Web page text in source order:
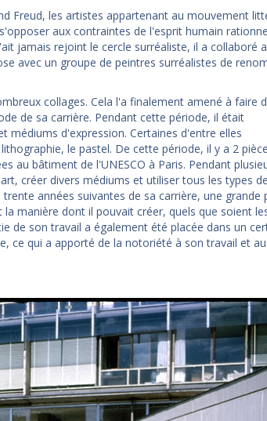
Freud, les artistes appartenant au mouvement
aux contraintes de l'esprit humain
jamais rejoint le cercle surréaliste, il a collaboré
avec un groupe de peintres surréalistes de
collages. Cela l'a finalement amené à faire
de sa carrière. Pendant cette période, il était
d'expression. Certaines d'entre elles
le pastel. De cette période, il y a 2
au bâtiment de l'UNESCO à Paris. Pendant
créer divers médiums et utiliser tous les types de
années suivantes de sa carrière, une grande
manière dont il pouvait créer, quels que soient
de son travail a également été placée dans un
ce qui a apporté de la notoriété à son travail et